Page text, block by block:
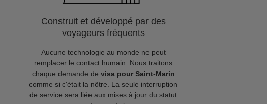
Construit et développé par des
voyageurs fréquents
Aucune technologie au monde ne peut
remplacer le contact humain. Nous traitons
chaque demande de visa pour Saint-Marin
comme si c'était la nôtre. La seule interruption
de service sera liée aux mises à jour du statut